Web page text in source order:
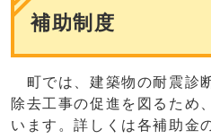
補助制度
町では、建築物の耐震診
除去工事の促進を図るため
います。詳しくは各補助金